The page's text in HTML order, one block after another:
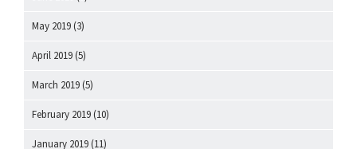
May 2019 (3)
April 2019 (5)
March 2019 (5)
February 2019 (10)
January 2019 (11)